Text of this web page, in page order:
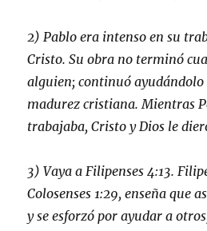
2) Pablo era intenso en su
Cristo. Su obra no terminó
alguien; continuó ayudándolo
madurez cristiana. Mientras
trabajaba, Cristo y Dios le
3) Vaya a Filipenses 4:13.
Colosenses 1:29, enseña que
y se esforzó por ayudar a